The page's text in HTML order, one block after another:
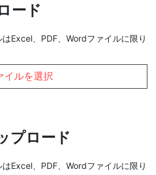
ード
Excel、PDF、Wordファイルに限り
イルを選択
プロード
Excel、PDF、Wordファイルに限り